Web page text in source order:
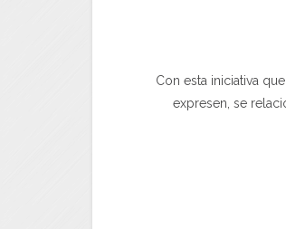
Con esta iniciativa
expresen, se